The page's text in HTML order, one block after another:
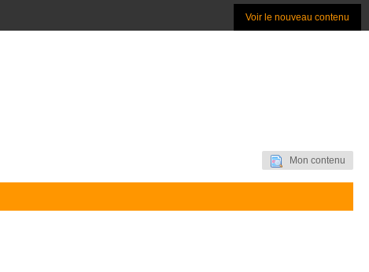
Voir le nouveau contenu
Mon contenu